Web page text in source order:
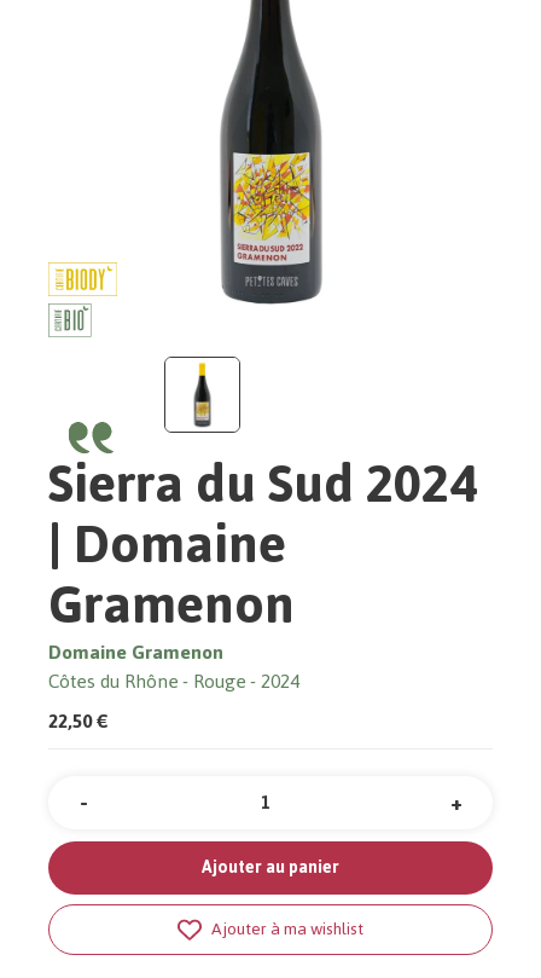
Sierra du Sud 2024
| Domaine
Gramenon
Domaine Gramenon
Côtes du Rhône Rouge 2024
22,50 €
Quantité +
-
Ajouter au panier
Ajouter à ma wishlist